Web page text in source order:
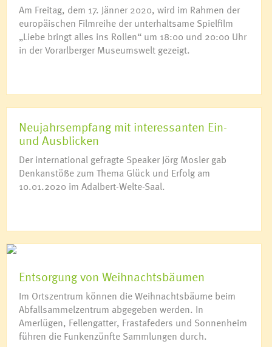
Am Freitag, dem 17. Jänner 2020, wird im Rahmen der
europäischen Filmreihe der unterhaltsame Spielfilm
„Liebe bringt alles ins Rollen“ um 18:00 und 20:00 Uhr
in der Vorarlberger Museumswelt gezeigt.
Neujahrsempfang mit interessanten Ein-
und Ausblicken
Der international gefragte Speaker Jörg Mosler gab
Denkanstöße zum Thema Glück und Erfolg am
10.01.2020 im Adalbert-Welte-Saal.
Entsorgung von Weihnachtsbäumen
Im Ortszentrum können die Weihnachtsbäume beim
Abfallsammelzentrum abgegeben werden. In
Amerlügen, Fellengatter, Frastafeders und Sonnenheim
führen die Funkenzünfte Sammlungen durch.